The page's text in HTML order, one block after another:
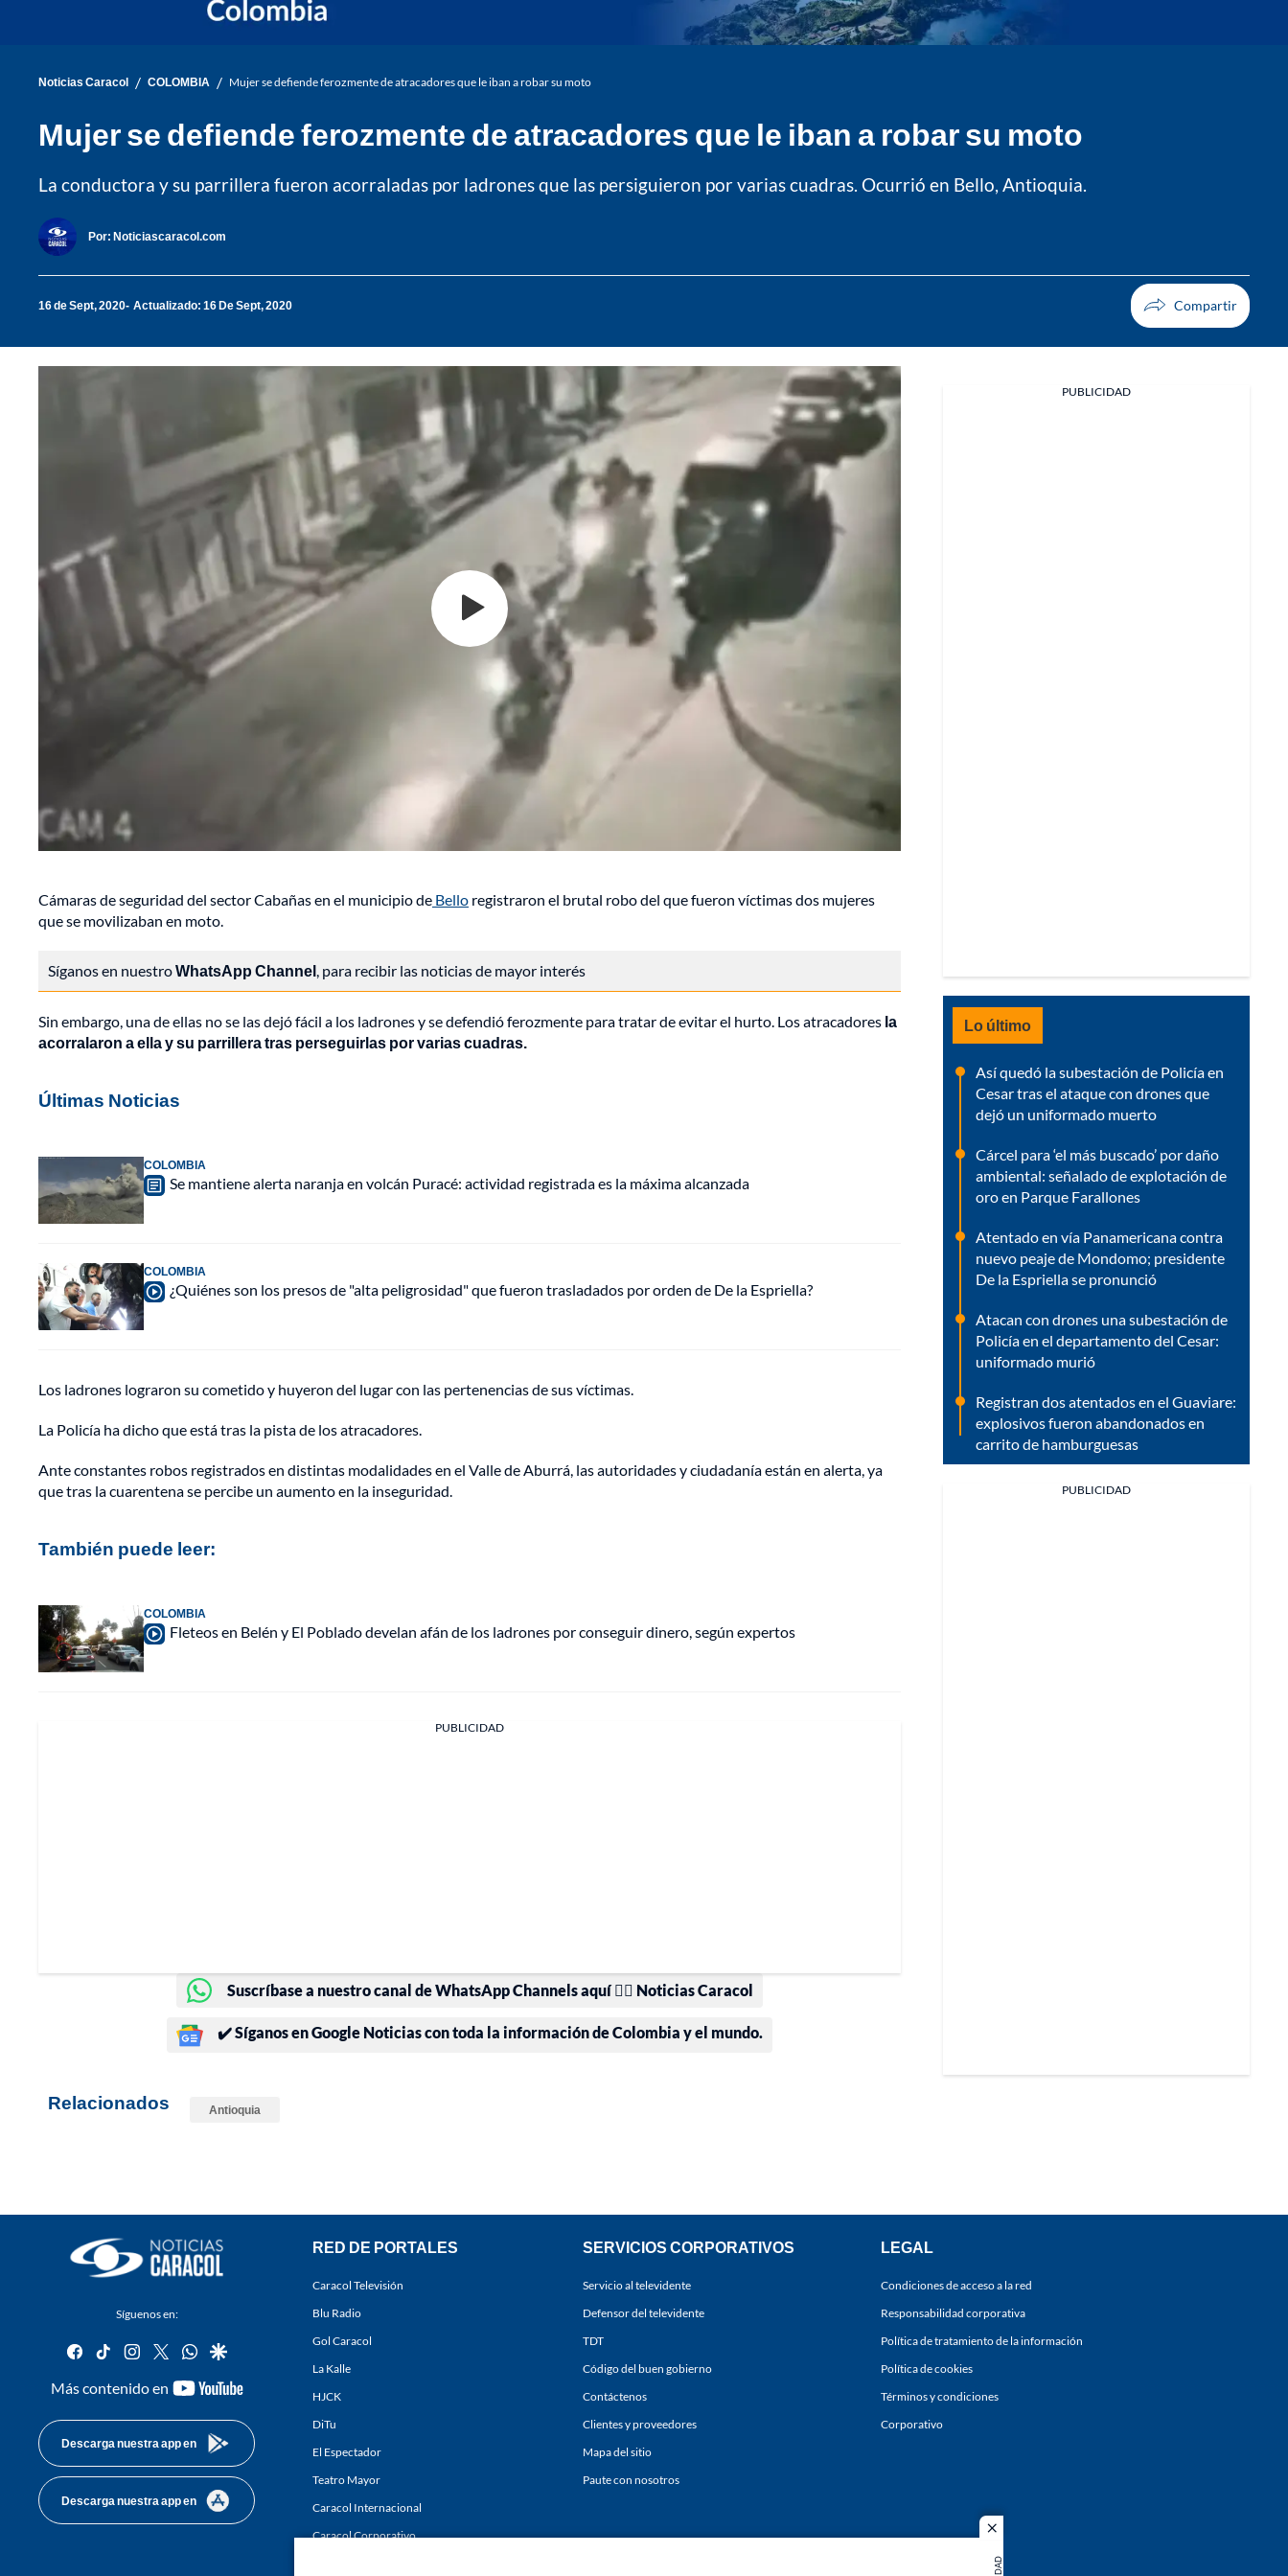
close
Noticias Caracol / COLOMBIA / Mujer se defiende ferozmente de atracadores que le iban a robar su moto
Mujer se defiende ferozmente de atracadores que le iban a robar su moto
La conductora y su parrillera fueron acorraladas por ladrones que las persiguieron por varias cuadras. Ocurrió en Bello, Antioquia.
Por: Noticiascaracol.com
16 de Sept, 2020 Actualizado: 16 De Sept, 2020
Cámaras de seguridad del sector Cabañas en el municipio de Bello registraron el brutal robo del que fueron víctimas dos mujeres
que se movilizaban en moto.
Síganos en nuestroWhatsApp Channel, para recibir las noticias de mayor interés
Sin embargo, una de ellas no se las dejó fácil a los ladrones y se defendió ferozmente para tratar de evitar el hurto. Los atracadores la
acorralaron a ella y su parrillera tras perseguirlas por varias cuadras.
Últimas Noticias
COLOMBIA
Se mantiene alerta naranja en volcán Puracé: actividad registrada es la máxima alcanzada
COLOMBIA
¿Quiénes son los presos de "alta peligrosidad" que fueron trasladados por orden de De la Espriella?
Los ladrones lograron su cometido y huyeron del lugar con las pertenencias de sus víctimas.
La Policía ha dicho que está tras la pista de los atracadores.
Ante constantes robos registrados en distintas modalidades en el Valle de Aburrá, las autoridades y ciudadanía están en alerta, ya
que tras la cuarentena se percibe un aumento en la inseguridad.
También puede leer:
COLOMBIA
Fleteos en Belén y El Poblado develan afán de los ladrones por conseguir dinero, según expertos
PUBLICIDAD
Suscríbase a nuestro canal de WhatsApp Channels aquí 👉🏻 Noticias Caracol
✔️ Síganos en Google Noticias con toda la información de Colombia y el mundo.
Relacionados Antioquia
PUBLICIDAD
Lo último
Así quedó la subestación de Policía en
Cesar tras el ataque con drones que
dejó un uniformado muerto
Cárcel para ‘el más buscado’ por daño
ambiental: señalado de explotación de
oro en Parque Farallones
Atentado en vía Panamericana contra
nuevo peaje de Mondomo; presidente
De la Espriella se pronunció
Atacan con drones una subestación de
Policía en el departamento del Cesar:
uniformado murió
Registran dos atentados en el Guaviare:
explosivos fueron abandonados en
carrito de hamburguesas
PUBLICIDAD
Síguenos en:
facebook
tiktok instagram
twitterwhatsapp
google
Más contenido en
youtube-
Descarga nuestra app en
Descarga nuestra app en
RED DE PORTALES
Caracol Televisión
Blu Radio
Gol Caracol
La Kalle
HJCK
DiTu
El Espectador
Teatro Mayor
Caracol Internacional
Caracol Corporativo
SERVICIOS CORPORATIVOS
Servicio al televidente
Defensor del televidente
TDT
Código del buen gobierno
Contáctenos
Clientes y proveedores
Mapa del sitio
Paute con nosotros
LEGAL
Condiciones de acceso a la red
Responsabilidad corporativa
Política de tratamiento de la información
Política de cookies
Términos y condiciones
Corporativo